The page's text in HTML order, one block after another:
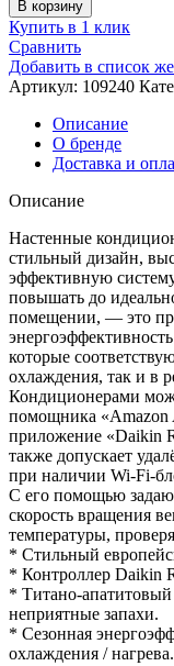
В корзину
Купить в 1 клик
Сравнить
Добавить в список
Артикул: 109240
Описание
О бренде
Доставка и
Описание
Настенные
стильный дизайн,
эффективную
повышать до
помещении, — это
которые
охлаждения, так и в
Кондиционерами
помощника «Amazon
приложение «Daikin
также допускает
при наличии Wi-Fi-
С его помощью
скорость вращения
температуры,
* Стильный
* Контроллер Daikin
* Титано-
неприятные запахи.
* Сезонная
охлаждения / нагрева.